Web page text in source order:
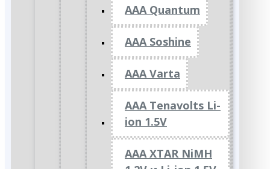
AAA Quantum
AAA Soshine
AAA Varta
AAA Tenavolts Li-
ion 1.5V
AAA XTAR NiMH